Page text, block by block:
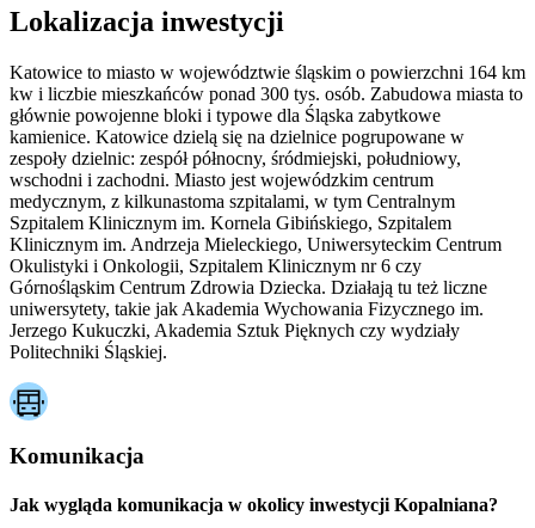
Lokalizacja inwestycji
Katowice to miasto w województwie śląskim o powierzchni 164 km
kw i liczbie mieszkańców ponad 300 tys. osób. Zabudowa miasta to
głównie powojenne bloki i typowe dla Śląska zabytkowe
kamienice. Katowice dzielą się na dzielnice pogrupowane w
zespoły dzielnic: zespół północny, śródmiejski, południowy,
wschodni i zachodni. Miasto jest wojewódzkim centrum
medycznym, z kilkunastoma szpitalami, w tym Centralnym
Szpitalem Klinicznym im. Kornela Gibińskiego, Szpitalem
Klinicznym im. Andrzeja Mieleckiego, Uniwersyteckim Centrum
Okulistyki i Onkologii, Szpitalem Klinicznym nr 6 czy
Górnośląskim Centrum Zdrowia Dziecka. Działają tu też liczne
uniwersytety, takie jak Akademia Wychowania Fizycznego im.
Jerzego Kukuczki, Akademia Sztuk Pięknych czy wydziały
Politechniki Śląskiej.
Komunikacja
Jak wygląda komunikacja w okolicy inwestycji Kopalniana?